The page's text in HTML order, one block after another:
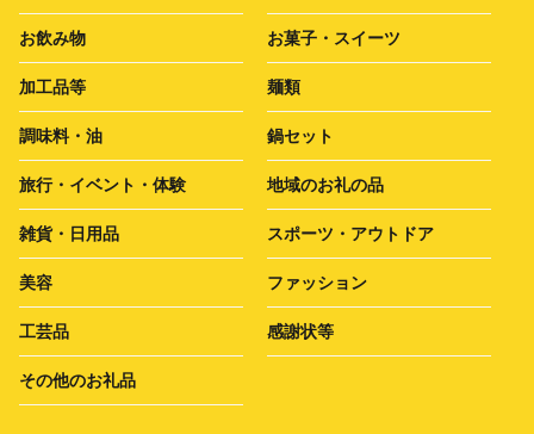
お飲み物 お菓子・スイーツ
加工品等 麺類
調味料・油 鍋セット
旅行・イベント・体験 地域のお礼の品
雑貨・日用品 スポーツ・アウトドア
美容 ファッション
工芸品 感謝状等
その他のお礼品